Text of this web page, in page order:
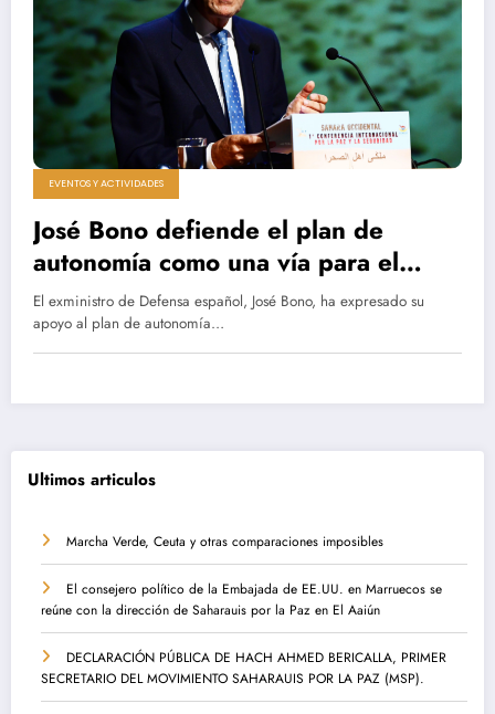
EVENTOS Y ACTIVIDADES
José Bono defiende el plan de
autonomía como una vía para el
Sáhara Occidental durante la «I
Conferencia Internacional por la Paz
» celebrada en Las Palmas de Gran
El exministro de Defensa español, José Bono, ha expresado su
apoyo al plan de autonomía…
Ultimos articulos
Marcha Verde, Ceuta y otras comparaciones imposibles
El consejero político de la Embajada de EE.UU. en Marruecos se
reúne con la dirección de Saharauis por la Paz en El Aaiún
DECLARACIÓN PÚBLICA DE HACH AHMED BERICALLA, PRIMER
SECRETARIO DEL MOVIMIENTO SAHARAUIS POR LA PAZ (MSP).